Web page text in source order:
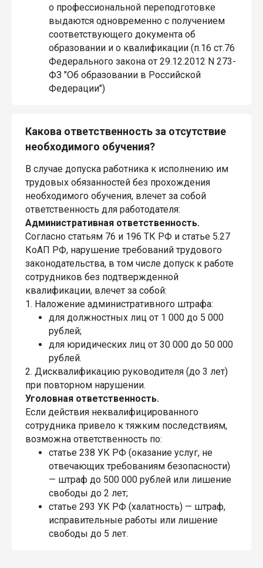
о профессиональной переподготовке
выдаются одновременно с получением
соответствующего документа об
образовании и о квалификации (п.16 ст.76
Федерального закона от 29.12.2012 N 273-
ФЗ "Об образовании в Российской
Федерации")
Какова ответственность за отсутствие
необходимого обучения?
В случае допуска работника к исполнению им
трудовых обязанностей без прохождения
необходимого обучения, влечет за собой
ответственность для работодателя:
Административная ответственность.
Согласно статьям 76 и 196 ТК РФ и статье 5.27
КоАП РФ, нарушение требований трудового
законодательства, в том числе допуск к работе
сотрудников без подтвержденной
квалификации, влечет за собой:
1. Наложение административного штрафа:
для должностных лиц от 1 000 до 5 000
рублей;
для юридических лиц от 30 000 до 50 000
рублей.
2. Дисквалификацию руководителя (до 3 лет)
при повторном нарушении.
Уголовная ответственность.
Если действия неквалифицированного
сотрудника привело к тяжким последствиям,
возможна ответственность по:
статье 238 УК РФ (оказание услуг, не
отвечающих требованиям безопасности)
— штраф до 500 000 рублей или лишение
свободы до 2 лет;
статье 293 УК РФ (халатность) — штраф,
исправительные работы или лишение
свободы до 5 лет.